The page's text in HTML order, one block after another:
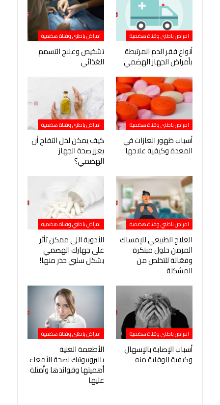
امراض باطني وقناة هضمية
أنواع فقر الدم المرتبطة
بأمراض الجهاز الهضمي
امراض باطني وقناة هضمية
تشخيص وعلاج التسمم
الغذائي
امراض باطني وقناة هضمية
أسباب ظهور الغازات في
المعدة وكيفية علاجها
امراض باطني وقناة هضمية
كيف يمكن لخل التفاح أن
يعزز صحة الجهاز
الهضمي؟
امراض باطني وقناة هضمية
العلاج الطبيعي للإمساك
المزمن حلول مبتكرة
وفعّالة للتخلص من
المشكلة
امراض باطني وقناة هضمية
الأدوية اللي ممكن تأثر
على جهازك الهضمي
بشكل سلبي حذر منها!
امراض باطني وقناة هضمية
أسباب الإصابة بالإسهال
وكيفية الوقاية منه
امراض باطني وقناة هضمية
الأطعمة الغنية
بالبروبيوتيك لصحة الأمعاء
أهميتها وفوائدها وأمثلة
عليها